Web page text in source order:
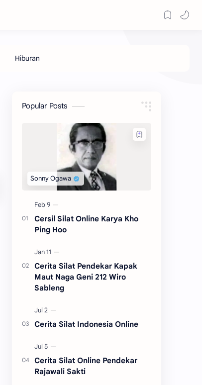
Popular Posts
Cersil Silat Online Karya Kho
Ping Hoo
Cerita Silat Pendekar Kapak
Maut Naga Geni 212 Wiro
Sableng
Cerita Silat Indonesia Online
Cerita Silat Online Pendekar
Rajawali Sakti